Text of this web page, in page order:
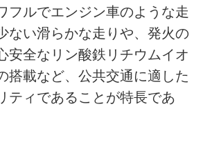
フルでエンジン車のような走
ない滑らかな走りや、発火の
安全なリン酸鉄リチウムイオ
搭載など、公共交通に適した
ティであることが特長であ